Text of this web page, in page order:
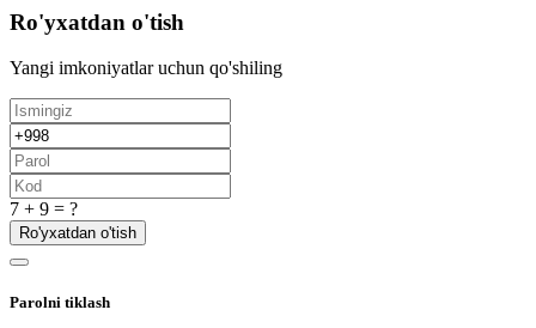
Ro'yxatdan o'tish
Yangi imkoniyatlar uchun qo'shiling
7 + 9 = ?
Ro'yxatdan o'tish
Parolni tiklash